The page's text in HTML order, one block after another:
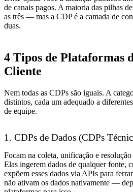
de canais pagos. A maioria das pilhas
as três — mas a CDP é a camada de
duas.
4 Tipos de Plataformas
Cliente
Nem todas as CDPs são iguais. A
distintos, cada um adequado a
de equipe.
1. CDPs de Dados (CDPs
Focam na coleta, unificação e
Elas ingerem dados de qualquer fonte,
expõem esses dados via APIs para
não ativam os dados nativamente —